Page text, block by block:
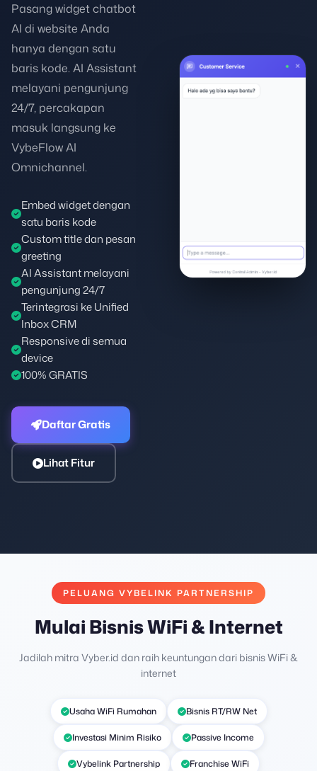
Pasang widget chatbot
AI di website Anda
hanya dengan satu
baris kode. AI Assistant
melayani pengunjung
24/7, percakapan
masuk langsung ke
VybeFlow AI
Omnichannel.
Embed widget dengan
satu baris kode
Custom title dan pesan
greeting
AI Assistant melayani
pengunjung 24/7
Terintegrasi ke Unified
Inbox CRM
Responsive di semua
device
100% GRATIS
Daftar Gratis
Lihat Fitur
PELUANG VYBELINK PARTNERSHIP
Mulai Bisnis WiFi & Internet
Jadilah mitra Vyber.id dan raih keuntungan dari bisnis WiFi &
internet
Usaha WiFi Rumahan Bisnis RT/RW Net
Investasi Minim Risiko Passive Income
Vybelink Partnership Franchise WiFi